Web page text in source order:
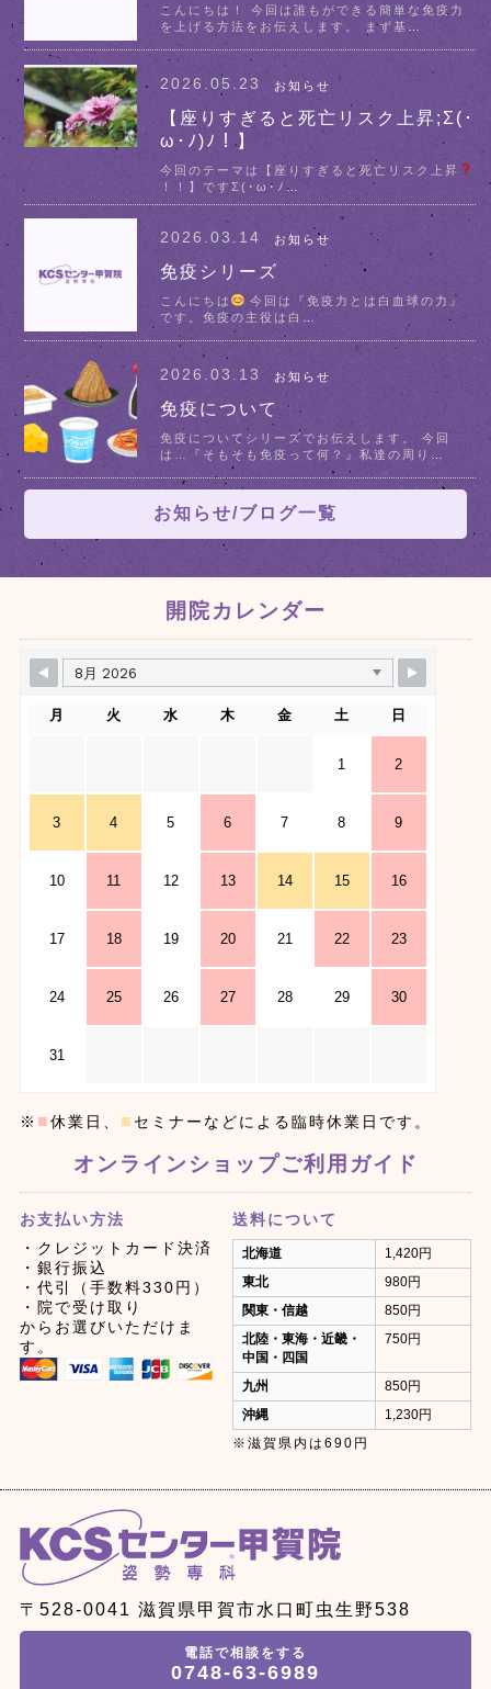
こんにちは！ 今回は誰もができる簡単な免疫力
を上げる方法をお伝えします。 まず基
2026.05.23 お知らせ
【座りすぎると死亡リスク上昇;Σ(･
ω･ﾉ)ﾉ！】
今回のテーマは【座りすぎると死亡リスク上昇
！！】ですΣ(･ω･ﾉ…
2026.03.14 お知らせ
免疫シリーズ
こんにちは
今回は『免疫力とは白血球の力』
です。免疫の主役は白
…
2026.03.13 お知らせ
免疫について
免疫についてシリーズでお伝えします。 今回
は…『そもそも免疫って何？』私達の周り
お知らせ/ブログ一覧
開院カレンダー
月 火 水 木 金 土 日
1 2
3 4 5 6 7 8 9
10 11 12 13 14 15 16
17 18 19 20 21 22 23
24 25 26 27 28 29 30
31
※ ■ 休業日、 ■ セミナーなどによる臨時休業日です。
オンラインショップご利用ガイド
お支払い方法
・クレジットカード決済
・銀行振込
・代引（手数料330円）
・院で受け取り
からお選びいただけま
す。
送料について
北海道
1,420円
東北
980円
関東・信越
850円
北陸・東海・近畿・
中国・四国
750円
九州
850円
沖縄
1,230円
※滋賀県内は690円
〒528-0041 滋賀県甲賀市水口町虫生野538
電話で相談をする
0748-63-6989